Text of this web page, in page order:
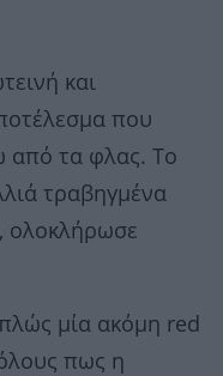
και
που
από τα φλας. Το
τραβηγμένα
ολοκλήρωσε
μία ακόμη red
πως η